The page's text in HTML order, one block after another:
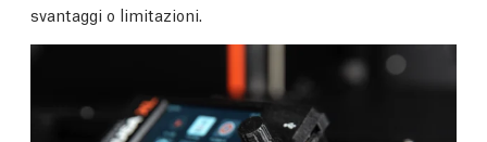
svantaggi o limitazioni.